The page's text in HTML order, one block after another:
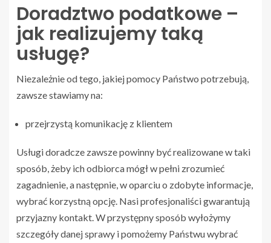
Doradztwo podatkowe –
jak realizujemy taką
usługę?
Niezależnie od tego, jakiej pomocy Państwo potrzebują,
zawsze stawiamy na:
przejrzystą komunikację z klientem
Usługi doradcze zawsze powinny być realizowane w taki
sposób, żeby ich odbiorca mógł w pełni zrozumieć
zagadnienie, a następnie, w oparciu o zdobyte informacje,
wybrać korzystną opcję. Nasi profesjonaliści gwarantują
przyjazny kontakt. W przystępny sposób wyłożymy
szczegóły danej sprawy i pomożemy Państwu wybrać